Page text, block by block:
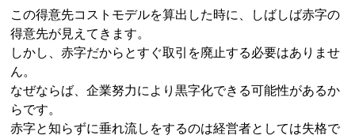
この得意先コストモデルを算出した時に、しばしば赤字の
得意先が見えてきます。
しかし、赤字だからとすぐ取引を廃止する必要はありませ
ん。
なぜならば、企業努力により黒字化できる可能性があるか
らです。
赤字と知らずに垂れ流しをするのは経営者としては失格で